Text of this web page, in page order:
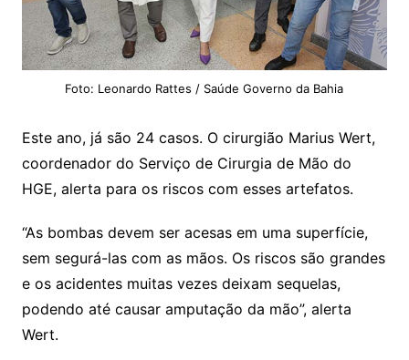
Foto: Leonardo Rattes / Saúde Governo da Bahia
Este ano, já são 24 casos. O cirurgião Marius Wert,
coordenador do Serviço de Cirurgia de Mão do
HGE, alerta para os riscos com esses artefatos.
“As bombas devem ser acesas em uma superfície,
sem segurá-las com as mãos. Os riscos são grandes
e os acidentes muitas vezes deixam sequelas,
podendo até causar amputação da mão”, alerta
Wert.